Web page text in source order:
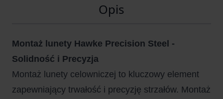
Opis
Montaż lunety Hawke Precision Steel -
Solidność i Precyzja
Montaż lunety celowniczej to kluczowy element
zapewniający trwałość i precyzję strzałów. Montaż